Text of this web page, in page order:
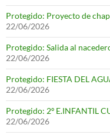
Protegido: Proyecto de
22/06/2026
Protegido: Salida al
22/06/2026
Protegido: FIESTA DEL
22/06/2026
Protegido: 2º E.INFANTIL
22/06/2026